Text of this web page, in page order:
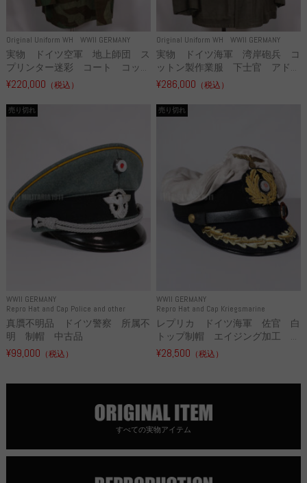
Original Uniform WH WWII GERMANY
実物 ドイツ空軍 地上師団 ス
プリンター迷彩 コート コッ...
¥220,000 （税込）
Original Uniform WH WWII GERMANY
実物 ドイツ海軍 湾岸砲兵 コ
ットン製作業服 下士官 アド...
¥286,000 （税込）
WWII GERMANY
Repro Hat and Cap Police and other
売り切れ
真贋不明品 ドイツ警察 所属不
明 制帽 中古品
¥99,000 （税込）
WWII GERMANY
Repro Hat and Cap Kriegsmarine
売り切れ
レプリカ ドイツ海軍 佐官 白
トップ制帽 エイジング加工 ...
¥28,500 （税込）
すべての実物アイテム